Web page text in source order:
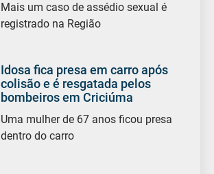
Mais um caso de assédio sexual é
registrado na Região
Idosa fica presa em carro após
colisão e é resgatada pelos
bombeiros em Criciúma
Uma mulher de 67 anos ficou presa
dentro do carro